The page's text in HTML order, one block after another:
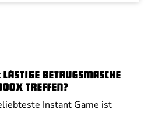
Betrugsmasche
treffen?
Instant Game ist